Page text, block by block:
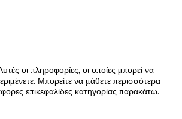
οι πληροφορίες, οι οποίες μπορεί να
Μπορείτε να μάθετε περισσότερα
επικεφαλίδες κατηγορίας παρακάτω.